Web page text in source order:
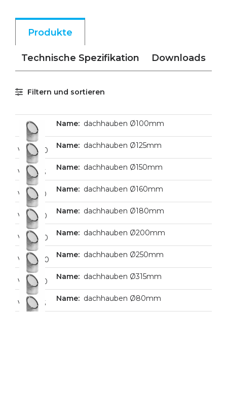
Produkte
Technische Spezifikation Downloads
Filtern und sortieren
VHD100
dachhauben Ø100mm
VHD125
dachhauben Ø125mm
VHD150
dachhauben Ø150mm
VHD160
dachhauben Ø160mm
VHD180
dachhauben Ø180mm
VHD200
dachhauben Ø200mm
VHD250
dachhauben Ø250mm
VHD315
dachhauben Ø315mm
dachhauben Ø80mm